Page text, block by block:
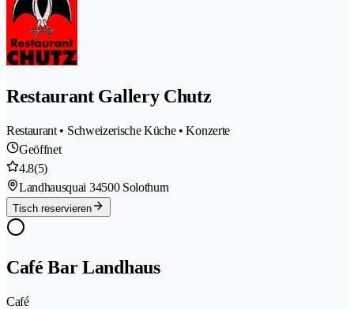
Restaurant Gallery Chutz
Restaurant • Schweizerische Küche • Konzerte
Geöffnet
4.8(5)
Landhausquai 34500 Solothurn
Tisch reservieren
Café Bar Landhaus
Café